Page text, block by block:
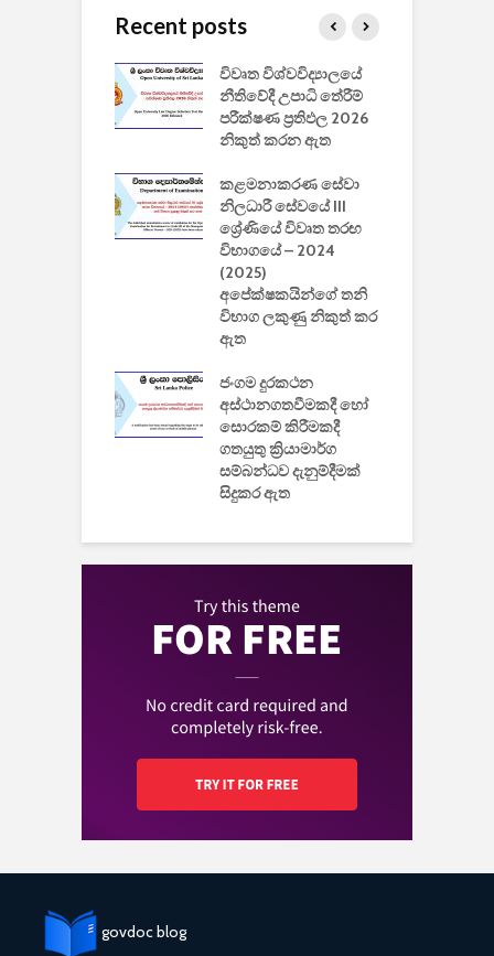
Recent posts
විවෘත විශ්වවිද්‍යාලයේ
නීතිවේදී උපාධි තේරීම්
පරීක්ෂණ ප්‍රතිඵල 2026
නිකුත් කරන ඇත
කළමනාකරණ සේවා
නිලධාරී සේවයේ III
ශ්‍රේණියේ විවෘත තරඟ
විභාගයේ – 2024
(2025)
අපේක්ෂකයින්ගේ තනි
විභාග ලකුණු නිකුත් කර
ඇත
ජංගම දුරකථන
අස්ථානගතවීමකදී හෝ
සොරකම් කිරීමකදී
ගතයුතු ක්‍රියාමාර්ග
සම්බන්ධව දැනුම්දීමක්
සිදුකර ඇත
govdoc blog